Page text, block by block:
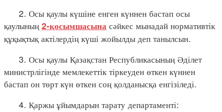
2. Осы қаулы күшіне енген күннен бастап осы
қаулының 2-қосымшасына сәйкес мынадай нормативтік
құқықтық актілердің күші жойылды деп танылсын.
3. Осы қаулы Қазақстан Республикасының Әділет
министрлігінде мемлекеттік тіркеуден өткен күннен
бастап он төрт күн өткен соң қолданысқа енгізіледі.
4. Қаржы ұйымдарын тарату департаменті: